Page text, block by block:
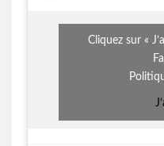
Cliquez sur «